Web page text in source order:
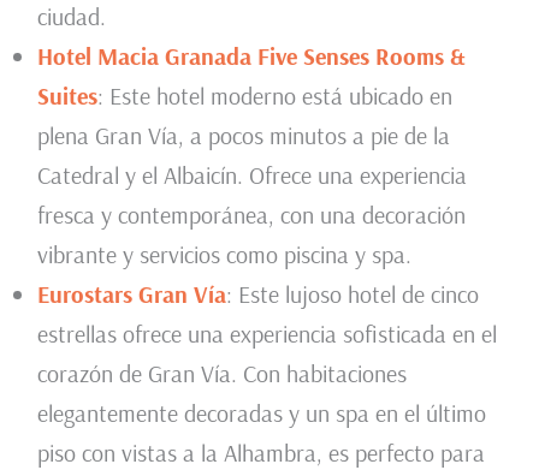
ciudad.
Hotel Macia Granada Five Senses Rooms &
Suites: Este hotel moderno está ubicado en
plena Gran Vía, a pocos minutos a pie de la
Catedral y el Albaicín. Ofrece una experiencia
fresca y contemporánea, con una decoración
vibrante y servicios como piscina y spa.
Eurostars Gran Vía: Este lujoso hotel de cinco
estrellas ofrece una experiencia sofisticada en el
corazón de Gran Vía. Con habitaciones
elegantemente decoradas y un spa en el último
piso con vistas a la Alhambra, es perfecto para